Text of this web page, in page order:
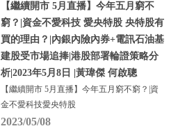
【繼續開市 5月直播】今年五月窮不
窮？|資金不愛科技 愛央特股 央特股有
買的理由？|內銀內險內券+電訊石油基
建股受市場追捧|港股部署輪證策略分
析|2023年5月8日 |黃瑋傑 何啟聰
【繼續開市 5月直播】今年五月窮不窮？|資
金不愛科技愛央特股
2023/05/08